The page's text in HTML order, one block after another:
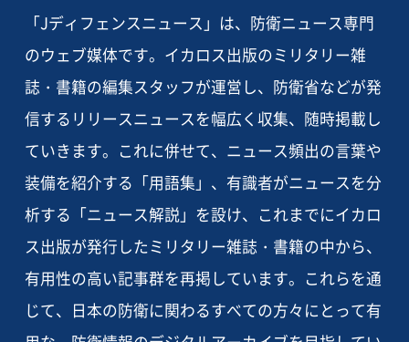
「Jディフェンスニュース」は、防衛ニュース専門
のウェブ媒体です。イカロス出版のミリタリー雑
誌・書籍の編集スタッフが運営し、防衛省などが発
信するリリースニュースを幅広く収集、随時掲載し
ていきます。これに併せて、ニュース頻出の言葉や
装備を紹介する「用語集」、有識者がニュースを分
析する「ニュース解説」を設け、これまでにイカロ
ス出版が発行したミリタリー雑誌・書籍の中から、
有用性の高い記事群を再掲しています。これらを通
じて、日本の防衛に関わるすべての方々にとって有